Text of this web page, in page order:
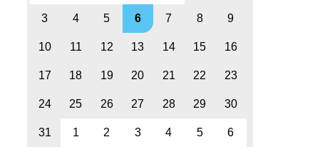
3 4 5 6 7 8 9
10 11 12 13 14 15 16
17 18 19 20 21 22 23
24 25 26 27 28 29 30
31 1 2 3 4 5 6